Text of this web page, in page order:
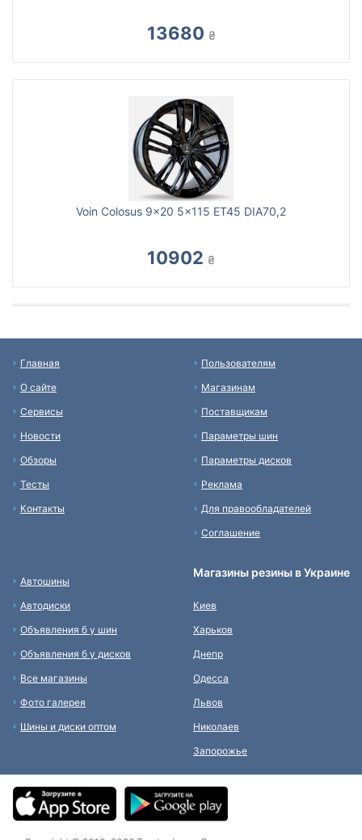
13680 ₴
Voin Colosus 9x20 5x115 ET45 DIA70,2
10902 ₴
Главная
О сайте
Сервисы
Новости
Обзоры
Тесты
Контакты
Пользователям
Магазинам
Поставщикам
Параметры шин
Параметры дисков
Реклама
Для правообладателей
Соглашение
Автошины
Автодиски
Объявления б у шин
Объявления б у дисков
Все магазины
Фото галерея
Шины и диски оптом
Магазины резины в Украине
Киев
Харьков
Днепр
Одесса
Львов
Николаев
Запорожье